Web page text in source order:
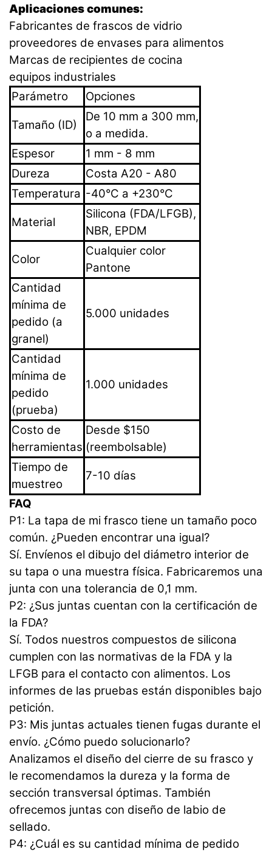
Aplicaciones comunes:
Fabricantes de frascos de vidrio
proveedores de envases para alimentos
Marcas de recipientes de cocina
equipos industriales
Parámetro
Opciones
Tamaño (ID)
De 10 mm a 300 mm,
o a medida.
Espesor
1 mm - 8 mm
Dureza
Costa A20 - A80
Temperatura -40°C a +230°C
Material
Silicona (FDA/LFGB),
NBR, EPDM
Color
Cualquier color
Pantone
Cantidad
mínima de
pedido (a
granel)
5.000 unidades
Cantidad
mínima de
pedido
(prueba)
1.000 unidades
Costo de
herramientas
Desde $150
(reembolsable)
Tiempo de
muestreo
7-10 días
FAQ
P1: La tapa de mi frasco tiene un tamaño poco
común. ¿Pueden encontrar una igual?
Sí. Envíenos el dibujo del diámetro interior de
su tapa o una muestra física. Fabricaremos una
junta con una tolerancia de 0,1 mm.
P2: ¿Sus juntas cuentan con la certificación de
la FDA?
Sí. Todos nuestros compuestos de silicona
cumplen con las normativas de la FDA y la
LFGB para el contacto con alimentos. Los
informes de las pruebas están disponibles bajo
petición.
P3: Mis juntas actuales tienen fugas durante el
envío. ¿Cómo puedo solucionarlo?
Analizamos el diseño del cierre de su frasco y
le recomendamos la dureza y la forma de
sección transversal óptimas. También
ofrecemos juntas con diseño de labio de
sellado.
P4: ¿Cuál es su cantidad mínima de pedido